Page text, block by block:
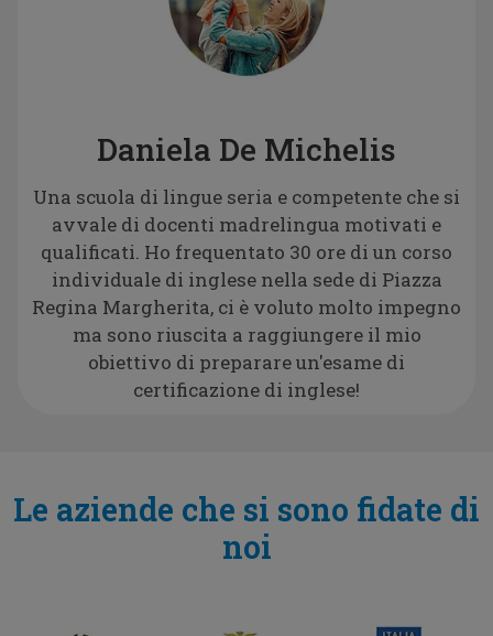
Daniela De Michelis
Una scuola di lingue seria e competente che si
avvale di docenti madrelingua motivati e
qualificati. Ho frequentato 30 ore di un corso
individuale di inglese nella sede di Piazza
Regina Margherita, ci è voluto molto impegno
ma sono riuscita a raggiungere il mio
obiettivo di preparare un'esame di
certificazione di inglese!
Le aziende che si sono fidate di
noi